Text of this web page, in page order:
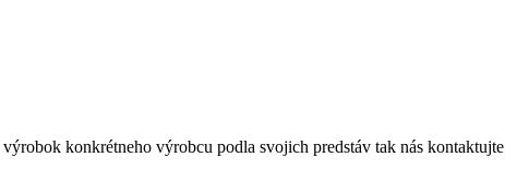
konkrétneho výrobcu podla svojich predstáv tak nás kontaktujte